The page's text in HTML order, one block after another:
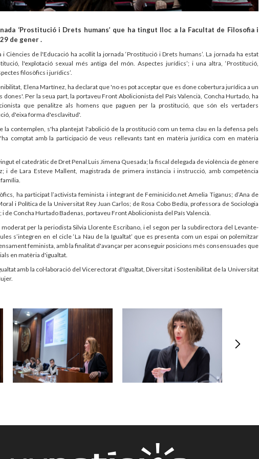
‘Prostitució i Drets humans’ que ha tingut lloc a la Facultat de Filosofia i
de gener .
Ciències de l'Educació ha acollit la jornada ‘Prostitució i Drets humans’.La jornada ha estat
l'explotació sexual més antiga del món. Aspectes jurídics’; i una altra, ‘Prostitució,
filosòfics i jurídics’.
Elena Martínez, ha declarat que 'no es pot acceptar que es done cobertura jurídica a un
Per la seua part, la portaveu Front Abolicionista del País Valencià, Concha Hurtado, ha
que penalitze als homens que paguen per la prostitució, que són els vertaders
d'eixa forma d'esclavitud'.
la contemplen, s'ha plantejat l'abolició de la prostitució com un tema clau en la defensa pels
comptat amb la participació de veus rellevants tant en matèria jurídica com en matèria
el catedràtic de Dret Penal Luis Jimena Quesada; la fiscal delegada de violència de gènere
i de Lara Esteve Mallent, magistrada de primera instància i instrucció, amb competència
ha participat l’activista feminista i integrant de Feminicido.net Amelia Tiganus; d’Ana de
i Política de la Universitat Rey Juan Carlos; de Rosa Cobo Bedía, professora de Sociologia
de Concha Hurtado Badenas, portaveu Front Abolicionista del País Valencià.
per la periodista Silvia Llorente Escribano, i el segon per la subdirectora del Levante-
s’integren en el cicle ‘La Nau de la Igualtat’ que es presenta com un espai on polemitzar
feminista, amb la finalitat d'avançar per aconseguir posicions més consensuades que
en matèria d'igualtat.
amb la col·laboració del Vicerectorat d'Igualtat, Diversitat i Sostenibilitat de la Universitat